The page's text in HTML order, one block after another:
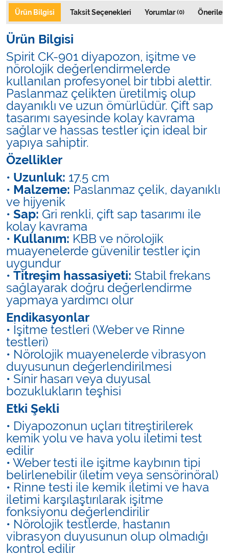
Ürün Bilgisi Taksit Seçenekleri Yorumlar(0)
Ürün Bilgisi
Spirit CK-901 diyapozon, işitme ve
nörolojik değerlendirmelerde
kullanılan profesyonel bir tıbbi alettir.
Paslanmaz çelikten üretilmiş olup
dayanıklı ve uzun ömürlüdür. Çift sap
tasarımı sayesinde kolay kavrama
sağlar ve hassas testler için ideal bir
yapıya sahiptir.
Özellikler
• Uzunluk: 17.5 cm
• Malzeme: Paslanmaz çelik, dayanıklı
ve hijyenik
• Sap: Gri renkli, çift sap tasarımı ile
kolay kavrama
• Kullanım: KBB ve nörolojik
muayenelerde güvenilir testler için
uygundur
• Titreşim hassasiyeti: Stabil frekans
sağlayarak doğru değerlendirme
yapmaya yardımcı olur
Endikasyonlar
• İşitme testleri (Weber ve Rinne
testleri)
• Nörolojik muayenelerde vibrasyon
duyusunun değerlendirilmesi
• Sinir hasarı veya duyusal
bozuklukların teşhisi
Etki Şekli
• Diyapozonun uçları titreştirilerek
kemik yolu ve hava yolu iletimi test
edilir
• Weber testi ile işitme kaybının tipi
belirlenebilir (iletim veya sensörinöral)
• Rinne testi ile kemik iletimi ve hava
iletimi karşılaştırılarak işitme
fonksiyonu değerlendirilir
• Nörolojik testlerde, hastanın
vibrasyon duyusunun olup olmadığı
kontrol edilir